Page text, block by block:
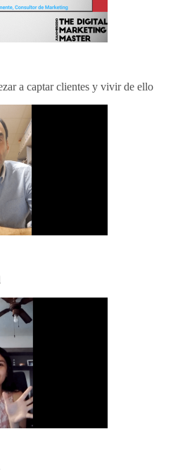
a captar clientes y vivir de ello